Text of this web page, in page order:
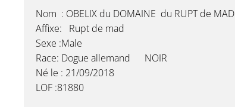
Nom : OBELIX du DOMAINE du RUPT de MAD
Affixe: Rupt de mad
Sexe :Male
Race: Dogue allemand NOIR
Né le : 21/09/2018
LOF :81880